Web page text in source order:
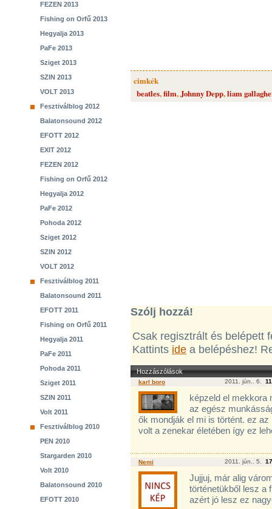
FEZEN 2013
Fishing on Orfű 2013
Hegyalja 2013
PaFe 2013
Sziget 2013
SZIN 2013
VOLT 2013
Fesztiválblog 2012
Balatonsound 2012
EFOTT 2012
EXIT 2012
FEZEN 2012
Fishing on Orfű 2012
Hegyalja 2012
PaFe 2012
Pohoda 2012
Sziget 2012
SZIN 2012
VOLT 2012
Fesztiválblog 2011
Balatonsound 2011
EFOTT 2011
Fishing on Orfű 2011
Hegyalja 2011
PaFe 2011
Pohoda 2011
Sziget 2011
SZIN 2011
Volt 2011
Fesztiválblog 2010
PEN 2010
Stargarden 2010
Volt 2010
Balatonsound 2010
EFOTT 2010
cimkék
beatles,film,Johnny Depp,liam
Szólj hozzá!
Csak regisztrált és belépett
Kattints ide a belépéshez!
Hozzászólások
karl boro 2011. jún.. 6.
képzeld el mekkora
az egész
ők mondják el mi is történt. ez
volt a zenekar életében így ez
Nemi 2011. jún.. 5.
Jujjuj, már alig
történetükből lesz a
azért jó lesz ez